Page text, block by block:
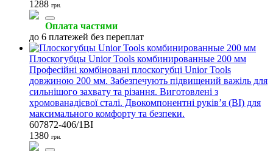
1288 грн.
Оплата частями
до 6 платежей без переплат
Плоскогубцы Unior Tools комбинированные 200 мм
Професійні комбіновані плоскогубці Unior Tools
довжиною 200 мм. Забезпечують підвищений важіль для
сильнішого захвату та різання. Виготовлені з
хромованадієвої сталі. Двокомпонентні руків’я (BI) для
максимального комфорту та безпеки.
607872-406/1BI
1380 грн.